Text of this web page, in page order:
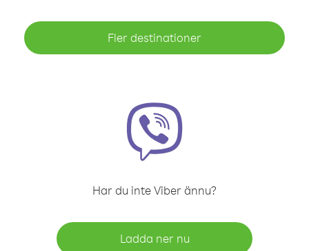
Fler destinationer
Har du inte Viber ännu?
Ladda ner nu